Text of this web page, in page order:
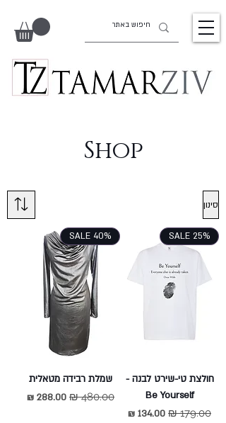
Shop
סינון
SALE 25%
חולצת טי-שירט לבנה -
Be Yourself
מחיר רגיל
מחיר מבצע
SALE 40%
שמלת רבידה מטאלית
מחיר רגיל
מחיר מבצע